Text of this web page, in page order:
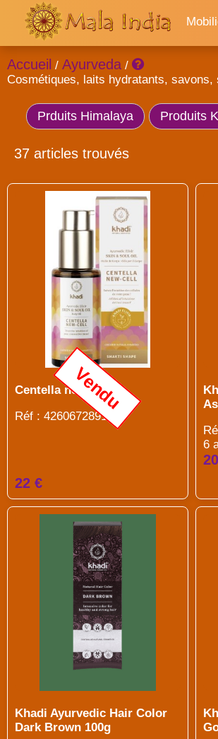
Accueil / Ayurveda /
Cosmétiques, laits hydratants, savons,
Prduits Himalaya Produits
37 articles trouvés
Centella new-cell
Réf : 4260672891146
Vendu
22 €
6
Khadi Ayurvedic Hair Color
Dark Brown 100g